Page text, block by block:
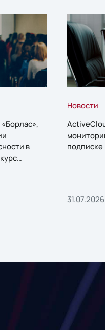
в
Новости
подписке
31.07.2026